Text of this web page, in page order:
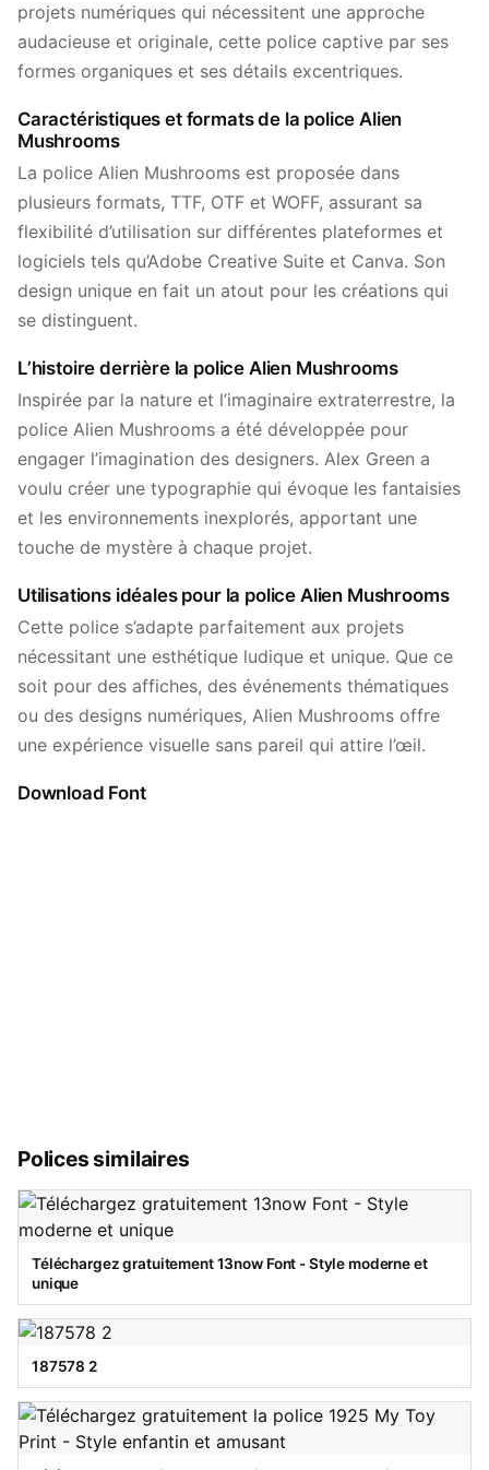
projets numériques qui nécessitent une approche
audacieuse et originale, cette police captive par ses
formes organiques et ses détails excentriques.
Caractéristiques et formats de la police Alien
Mushrooms
La police Alien Mushrooms est proposée dans
plusieurs formats, TTF, OTF et WOFF, assurant sa
flexibilité d’utilisation sur différentes plateformes et
logiciels tels qu’Adobe Creative Suite et Canva. Son
design unique en fait un atout pour les créations qui
se distinguent.
L’histoire derrière la police Alien Mushrooms
Inspirée par la nature et l’imaginaire extraterrestre, la
police Alien Mushrooms a été développée pour
engager l’imagination des designers. Alex Green a
voulu créer une typographie qui évoque les fantaisies
et les environnements inexplorés, apportant une
touche de mystère à chaque projet.
Utilisations idéales pour la police Alien Mushrooms
Cette police s’adapte parfaitement aux projets
nécessitant une esthétique ludique et unique. Que ce
soit pour des affiches, des événements thématiques
ou des designs numériques, Alien Mushrooms offre
une expérience visuelle sans pareil qui attire l’œil.
Download Font
Polices similaires
Téléchargez gratuitement 13now Font - Style moderne et
unique
187578 2